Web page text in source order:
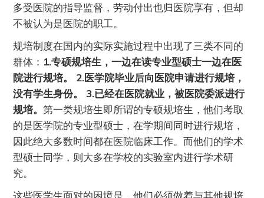
多受医院的指导监督，劳动付出也归医院享有，但却
不被认为是医院的职工。
规培制度在国内的实际实施过程中出现了三类不同的
群体： 1.专硕规培生，一边在读专业型硕士一边在医
院进行规培。 2.医学院毕业后向医院申请进行规培，
没有学生身份。 3.已经在医院就业，被医院委派进行
规培。第一类规培生即所谓的专硕规培生，他们考取
的是医学院的专业型硕士，在学期间同时进行规培，
因此绝大多数时间都在医院临床工作。而他们的学术
型硕士同学，则大多在学校的实验室内进行学术研
究。
这些医学生面对的困境是，他们必须做着与其他规培